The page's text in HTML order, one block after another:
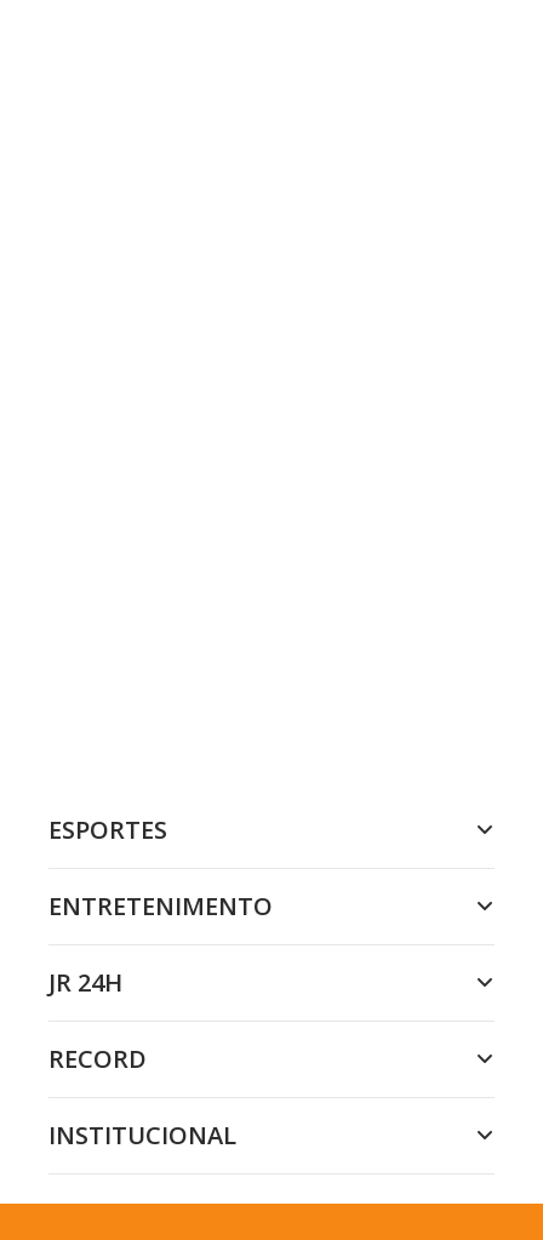
ESPORTES
ENTRETENIMENTO
JR 24H
RECORD
INSTITUCIONAL